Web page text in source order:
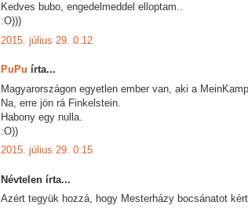
Kedves bubo, engedelmeddel elloptam..
:O)))
2015. július 29. 0:12
PuPu írta...
Magyarországon egyetlen ember van, aki a
Na, erre jön rá Finkelstein.
Habony egy nulla.
:O))
2015. július 29. 0:15
Névtelen írta...
Azért tegyük hozzá, hogy Mesterházy bocsánatot